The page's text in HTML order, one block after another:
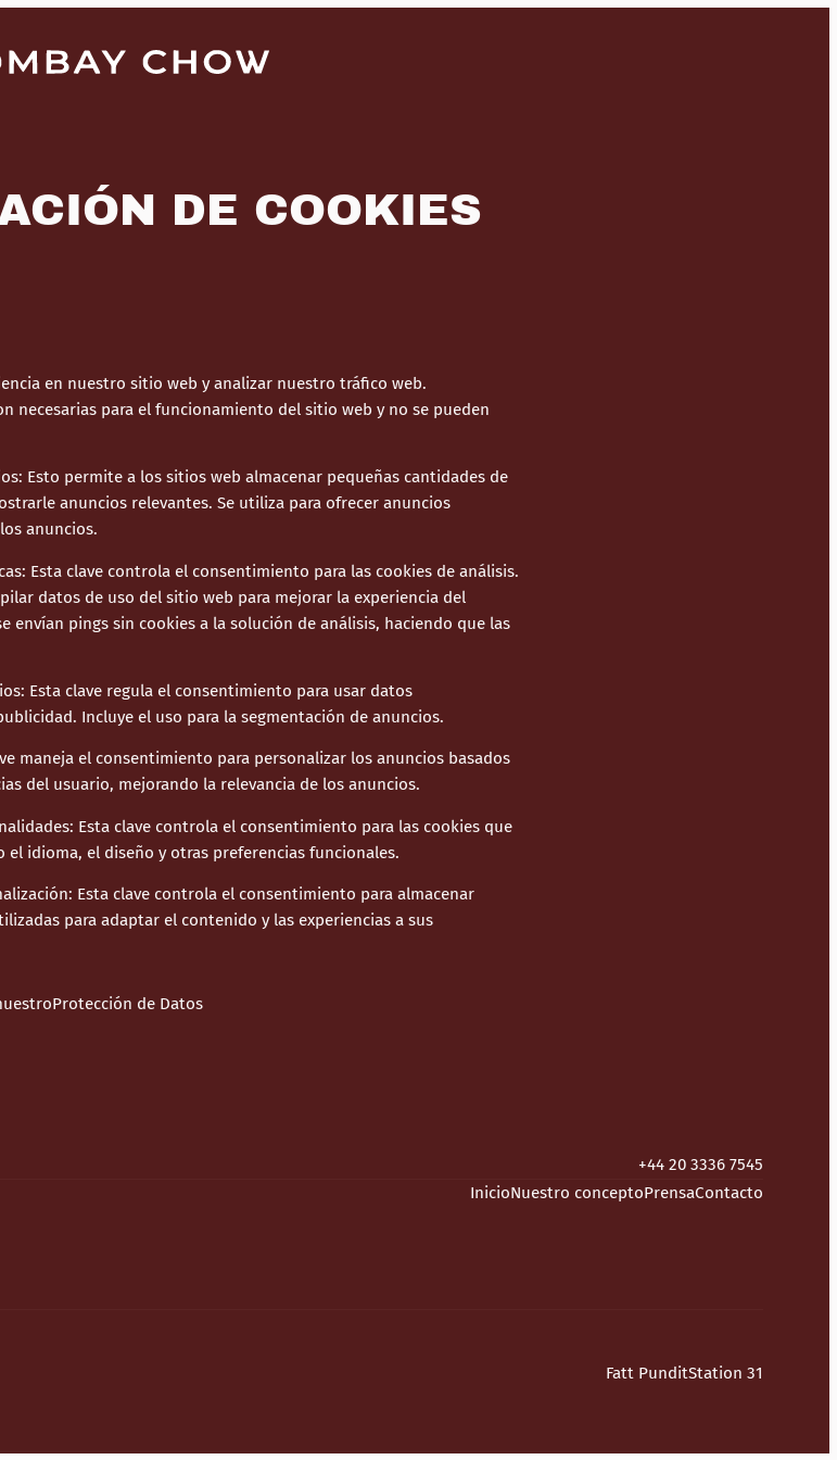
DE COOKIES
en nuestro sitio web y analizar nuestro tráfico web.
necesarias para el funcionamiento del sitio web y no se pueden
: Esto permite a los sitios web almacenar pequeñas cantidades de
anuncios relevantes. Se utiliza para ofrecer anuncios
anuncios.
: Esta clave controla el consentimiento para las cookies de análisis.
datos de uso del sitio web para mejorar la experiencia del
envían pings sin cookies a la solución de análisis, haciendo que las
: Esta clave regula el consentimiento para usar datos
Incluye el uso para la segmentación de anuncios.
maneja el consentimiento para personalizar los anuncios basados
del usuario, mejorando la relevancia de los anuncios.
: Esta clave controla el consentimiento para las cookies que
idioma, el diseño y otras preferencias funcionales.
: Esta clave controla el consentimiento para almacenar
para adaptar el contenido y las experiencias a sus
Protección de Datos
+44 20 3336 7545
InicioNuestro conceptoPrensaContacto
Fatt PunditStation 31